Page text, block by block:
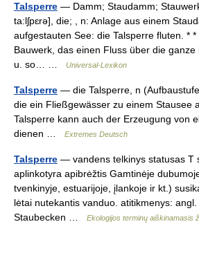
Talsperre — Damm; Staudamm;
ta:lʃpɛrə], die; , n: Anlage aus einem
aufgestauten See: die Talsperre fluten. * * *
Bauwerk, das einen Fluss über die
u. so… …
Universal-Lexikon
Talsperre — die Talsperre, n
die ein Fließgewässer zu einem Stausee
Talsperre kann auch der Erzeugung von
dienen …
Extremes Deutsch
Talsperre — vandens telkinys statusas T
aplinkotyra apibrėžtis Gamtinėje
tvenkinyje, estuarijoje, įlankoje ir kt.)
lėtai nutekantis vanduo. atitikmenys: angl.
Staubecken …
Ekologijos terminų aiškinamasis